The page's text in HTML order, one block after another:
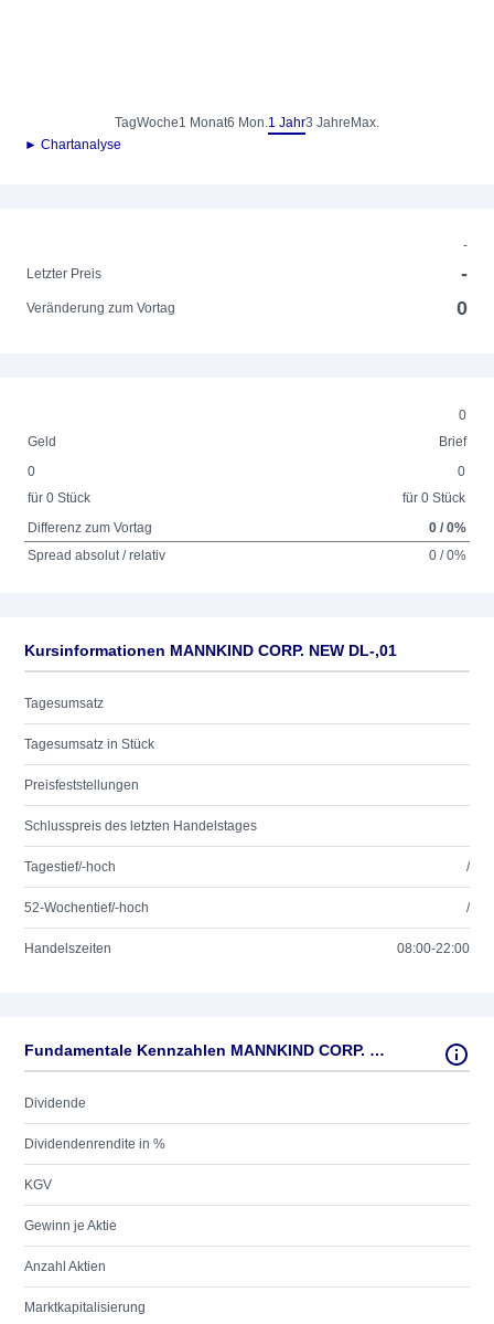
TagWoche1 Monat6 Mon.1 Jahr3 Jahre Max.
► Chartanalyse
-
Letzter Preis
-
Veränderung zum Vortag 0
0
Geld
Brief
0
für 0 Stück
0
für 0 Stück
Differenz zum Vortag
0 / 0%
Spread absolut / relativ
0 / 0%
Kursinformationen MANNKIND CORP. NEW DL-,01
Tagesumsatz
Tagesumsatz in Stück
Preisfeststellungen
Schlusspreis des letzten Handelstages
Tagestief/-hoch /
52-Wochentief/-hoch /
Handelszeiten 08:00-22:00
Fundamentale Kennzahlen MANNKIND CORP. NEW DL-,01
Dividende
Dividendenrendite in %
KGV
Gewinn je Aktie
Anzahl Aktien
Marktkapitalisierung